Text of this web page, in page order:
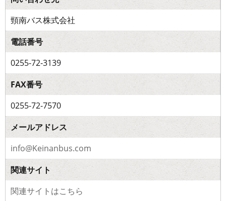
頸南バス株式会社
電話番号
0255-72-3139
FAX番号
0255-72-7570
メールアドレス
info@Keinanbus.com
関連サイト
関連サイトはこちら